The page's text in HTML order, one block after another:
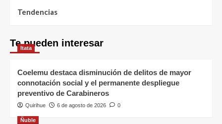
Tendencias
Te pueden interesar
Itata
Coelemu destaca disminución de delitos de mayor
connotación social y el permanente despliegue
preventivo de Carabineros
Quirihue 6 de agosto de 2026 0
Ñuble